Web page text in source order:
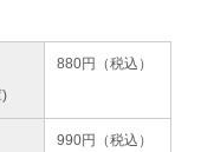
)
880円（税込）
990円（税込）